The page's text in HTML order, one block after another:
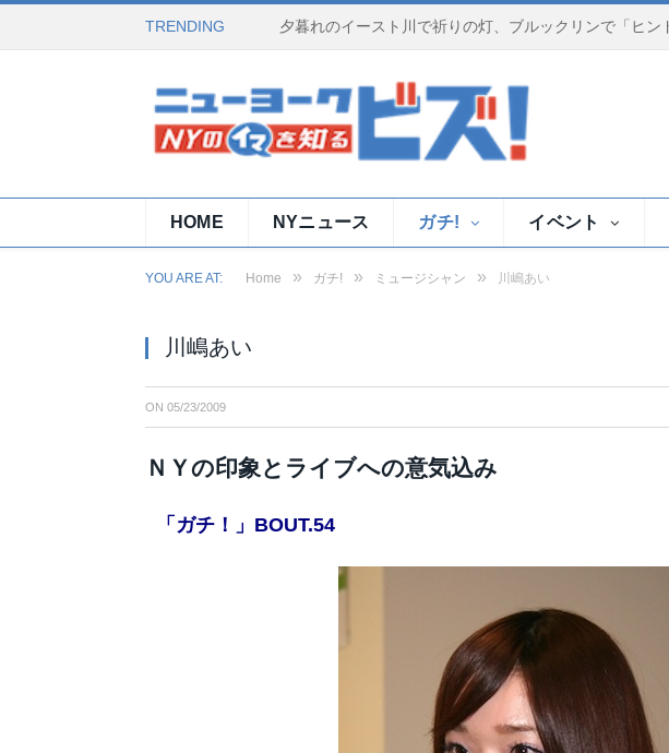
TRENDING
HOME NYニュース ガチ! イベント
YOU ARE AT: Home » ガチ! » ミュージシャン » 川嶋あい
川嶋あい
ON 05/23/2009
ＮＹの印象とライブへの意気込み
「ガチ！」BOUT.54